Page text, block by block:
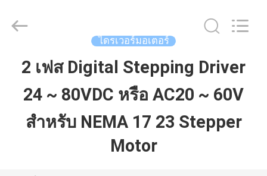
บ้าน
สินค้า
Junqi
International
Reserved.
ไดรเวอร์มอเตอร์
2 เฟส Digital Stepping Driver
24 ~ 80VDC หรือ AC20 ~ 60V
สำหรับ NEMA 17 23 Stepper
Motor